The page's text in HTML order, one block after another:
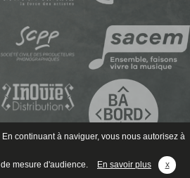
continuant à naviguer, vous nous autorisez à
mesure d'audience. En savoir plus x